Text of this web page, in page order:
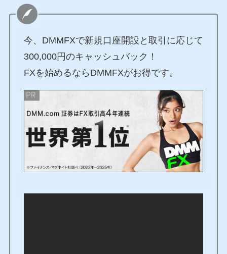
今、DMMFXで新規口座開設と取引に応じて
300,000円のキャッシュバック！
FXを始めるならDMMFXがお得です。